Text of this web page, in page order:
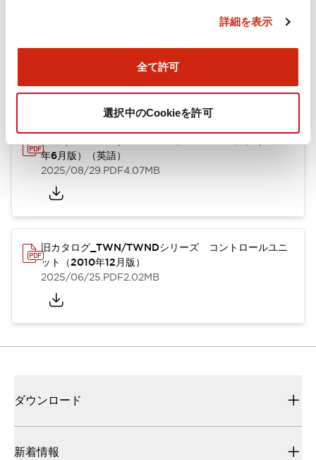
詳細を表示
全て許可
選択中のCookieを許可
年6月版）（日本語）
4.92MB
年6月版）（英語）
2025/08/29.PDF4.07MB
旧カタログ_TWN/TWNDシリーズ コントロールユニ
ット（2010年12月版）
2025/06/25.PDF2.02MB
ダウンロード
新着情報